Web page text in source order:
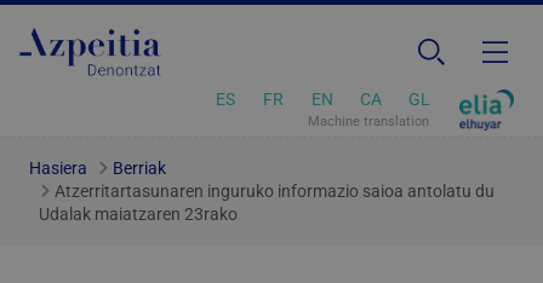
ES FR EN CA GL
Machine translation
Hasiera
Berriak
Atzerritartasunaren inguruko informazio saioa antolatu du
Udalak maiatzaren 23rako